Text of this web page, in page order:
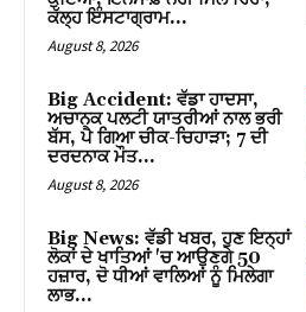
panel
paketleri
satın al
panel
ਕੱਲ੍ਹ ਇੰਸਟਾਗ੍ਰਾਮ...
August 8, 2026
Big Accident: ਵੱਡਾ ਹਾਦਸਾ,
ਅਚਾਨਕ ਪਲਟੀ ਯਾਤਰੀਆਂ ਨਾਲ ਭਰੀ
ਬੱਸ, ਪੈ ਗਿਆ ਚੀਕ-ਚਿਹਾੜਾ; 7 ਦੀ
ਦਰਦਨਾਕ ਮੌਤ…
August 8, 2026
Big News: ਵੱਡੀ ਖਬਰ, ਹੁਣ ਇਨ੍ਹਾਂ
ਲੋਕਾਂ ਦੇ ਖਾਤਿਆਂ 'ਚ ਆਉਣਗੇ 50
ਹਜ਼ਾਰ, ਦੋ ਧੀਆਂ ਵਾਲਿਆਂ ਨੂੰ ਮਿਲੇਗਾ
ਲਾਭ…